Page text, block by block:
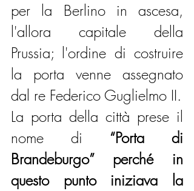
per la Berlino in ascesa,
l'allora capitale della
Prussia; l'ordine di costruire
la porta venne assegnato
dal re Federico Guglielmo II.
La porta della città prese il
nome di “Porta di
Brandeburgo” perché in
questo punto iniziava la